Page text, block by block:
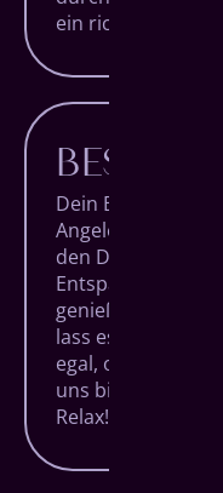
ein richtig gutes
BESTER
Dein Besuch bei
Angelegenheit
den Du Dich trotz
Entspanne Dich
genieße den Blick
lass es Dir bei
egal, ob Du nur
uns bist oder ein
Relax!